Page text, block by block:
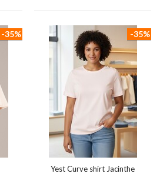
-35%
Yest Curve shirt Jacinthe
-35%